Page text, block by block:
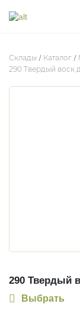
Склады Каталог
290 Твердый воск
290 Твердый
Выбрать